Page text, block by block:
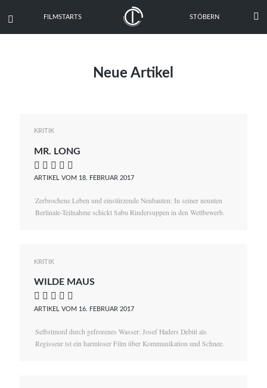
 FILMSTARTS STÖBERN 
Neue Artikel
KRITIK
MR. LONG
    
ARTIKEL VOM 18. FEBRUAR 2017
Zerbrochene Leben und einstürzende Neubauten: In seiner neunten
Berlinale-Teilnahme schickt Sabu Rindersuppen in den Wettbewerb.
KRITIK
WILDE MAUS
    
ARTIKEL VOM 16. FEBRUAR 2017
Selbstmord durch gefrorenes Wasser: Josef Haders Debüt als
Regisseur ist ein harmloser Film über Kommunikation und Schnee.